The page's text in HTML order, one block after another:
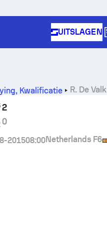
UITSLAGEN
, Kwalificatie R. De Valk
2
0
201508:00Netherlands F6